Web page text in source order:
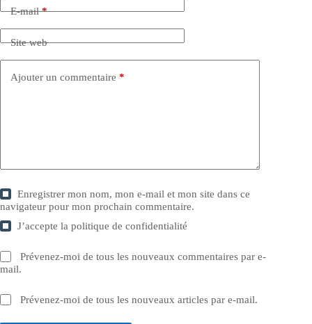
E-mail*
Site web
Ajouter un commentaire *
Enregistrer mon nom, mon e-mail et mon site dans ce
navigateur pour mon prochain commentaire.
J’accepte lapolitique de confidentialité
Prévenez-moi de tous les nouveaux commentaires par e-
mail.
Prévenez-moi de tous les nouveaux articles par e-mail.